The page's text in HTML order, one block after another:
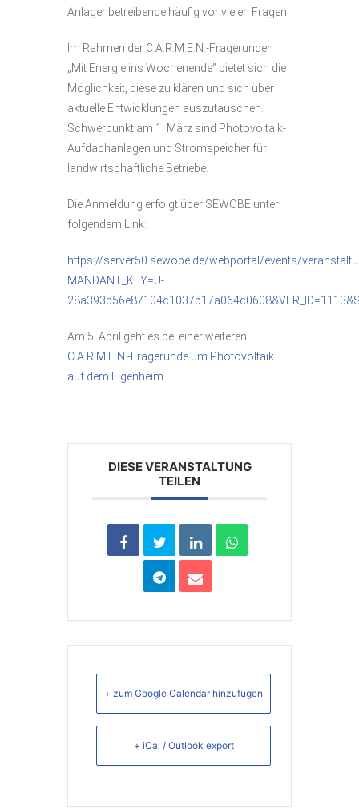
Anlagenbetreibende häufig vor vielen Fragen.
Im Rahmen der C.A.R.M.E.N.-Fragerunden
„Mit Energie ins Wochenende” bietet sich die
Möglichkeit, diese zu klären und sich über
aktuelle Entwicklungen auszutauschen.
Schwerpunkt am 1. März sind Photovoltaik-
Aufdachanlagen und Stromspeicher für
landwirtschaftliche Betriebe.
Die Anmeldung erfolgt über SEWOBE unter
folgendem Link:
https://server50.sewobe.de/webportal/events/
MANDANT_KEY=U-
Am 5. April geht es bei einer weiteren
C.A.R.M.E.N.-Fragerunde um Photovoltaik
auf dem Eigenheim
DIESE VERANSTALTUNG
TEILEN
+ zum Google Calendar hinzufügen
+ iCal / Outlook export